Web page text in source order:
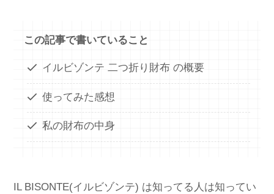
この記事で書いていること
イルビゾンテ 二つ折り財布 の概要
使ってみた感想
私の財布の中身
IL BISONTE(イルビゾンテ) は知ってる人は知ってい